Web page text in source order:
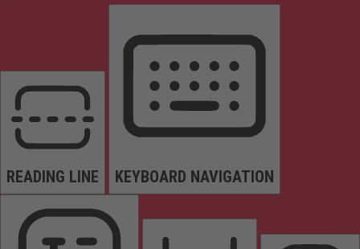
READING LINE KEYBOARD NAVIGATION